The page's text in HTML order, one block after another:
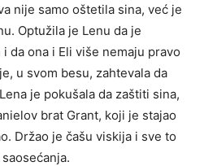
nije samo oštetila sina, već je
Optužila je Lenu da je
da ona i Eli više nemaju pravo
u svom besu, zahtevala da
je pokušala da zaštiti sina,
brat Grant, koji je stajao
Držao je čašu viskija i sve to